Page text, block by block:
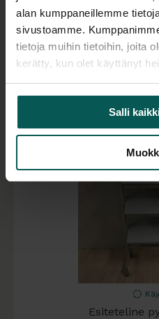
alan kumppaneillemme
sivustoamme.
tietoja muihin tietoihin, joita
kerätty, kun olet käyttänyt
Salli
85,00
Esiteteline